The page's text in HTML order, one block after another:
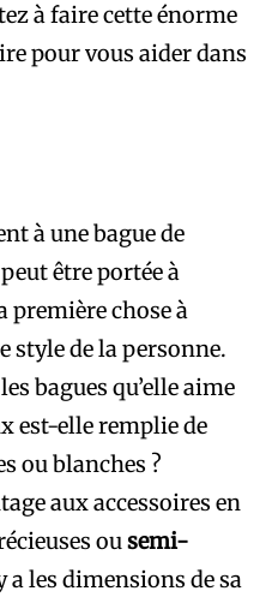
à faire cette énorme
pour vous aider dans
à une bague de
être portée à
première chose à
style de la personne.
bagues qu’elle aime
est-elle remplie de
ou blanches ?
aux accessoires en
ousemi-
a les dimensions de sa